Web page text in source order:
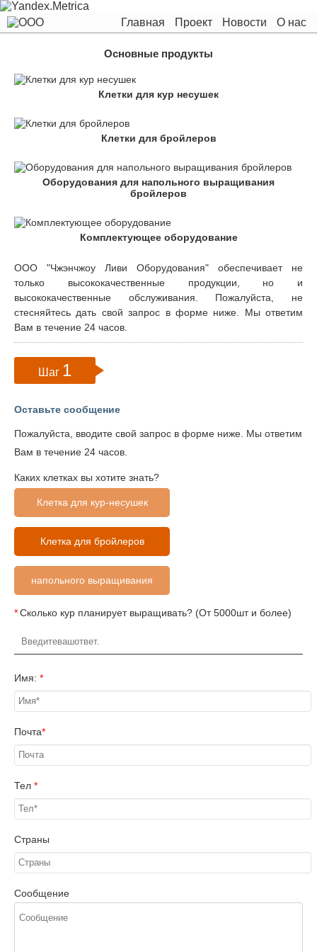
Главная Проект Новости О нас
Основные продукты
Клетки для кур несушек
Клетки для бройлеров
Оборудования для напольного выращивания
бройлеров
Комплектующее оборудование
ООО "Чжэнчжоу Ливи Оборудования" обеспечивает не
только высококачественные продукции, но и
высококачественные обслуживания. Пожалуйста, не
стесняйтесь дать свой запрос в форме ниже. Мы ответим
Вам в течение 24 часов.
Шаг 1
Оставьте сообщение
Пожалуйста, вводите свой запрос в форме ниже. Мы ответим
Вам в течение 24 часов.
Каких клетках вы хотите знать?
Клетка для кур-несушек
Клетка для бройлеров
напольного выращивания
*Сколько кур планирует выращивать? (От 5000шт и более)
Имя: *
Почта*
Тел *
Страны
Сообщение